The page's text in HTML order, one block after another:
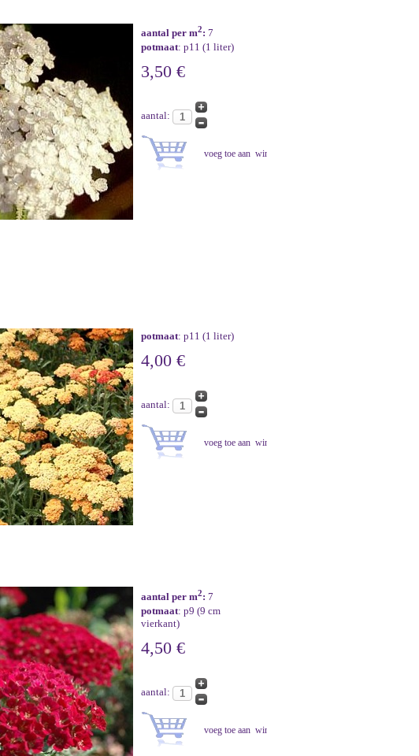
aantal per m2: 7
potmaat: p11 (1 liter)
3,50 €
aantal:
potmaat: p11 (1 liter)
4,00 €
aantal:
aantal per m2: 7
potmaat: p9 (9 cm
vierkant)
4,50 €
aantal: